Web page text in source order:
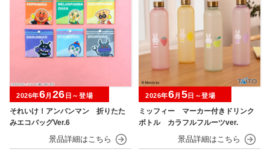
それいけ！アンパンマン 折りたた
みエコバッグVer.6
2026年6月 26 日～登場
ミッフィー マーカー付きドリンク
ボトル カラフルフルーツver.
2026年6月 5日～登場